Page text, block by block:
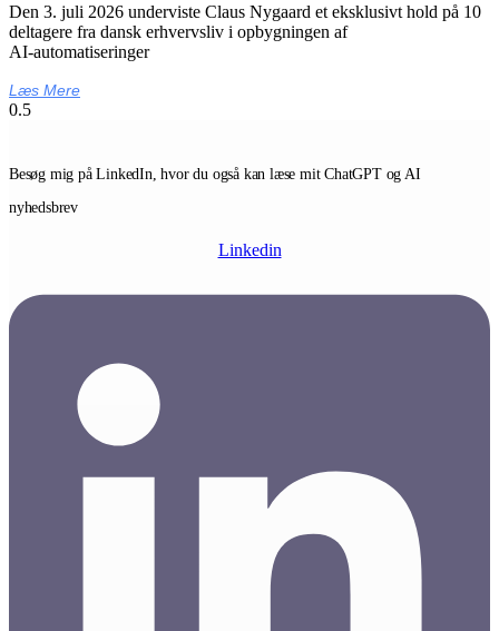
Den 3. juli 2026 underviste Claus Nygaard et eksklusivt hold på 10
deltagere fra dansk erhvervsliv i opbygningen af
AI‑automatiseringer
Læs Mere
Besøg mig på LinkedIn, hvor du også kan læse mit ChatGPT og AI
nyhedsbrev
Linkedin